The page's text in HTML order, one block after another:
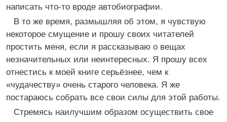
написать что-то вроде автобиографии.
В то же время, размышляя об этом, я чувствую
некоторое смущение и прошу своих читателей
простить меня, если я рассказываю о вещах
незначительных или неинтересных. Я прошу всех
отнестись к моей книге серьёзнее, чем к
«чудачеству» очень старого человека. Я же
постараюсь собрать все свои силы для этой работы.
Стремясь наилучшим образом осуществить свое